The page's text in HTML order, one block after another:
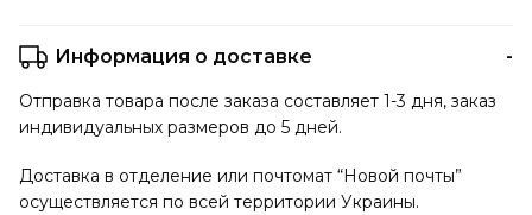
Информация о доставке
Отправка товара после заказа составляет 1-3 дня, заказ
индивидуальных размеров до 5 дней.
Доставка в отделение или почтомат “Новой почты”
осуществляется по всей территории Украины.